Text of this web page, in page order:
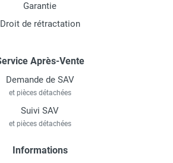
Garantie
Droit de rétractation
Après-Vente
Demande de SAV
et pièces détachées
Suivi SAV
et pièces détachées
Informations